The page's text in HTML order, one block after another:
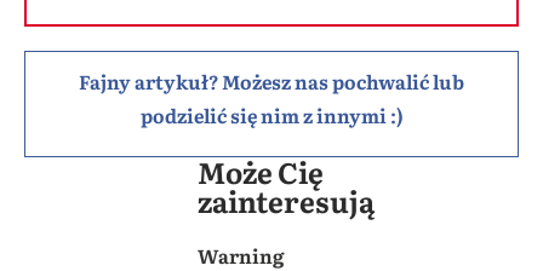
Fajny artykuł? Możesz nas pochwalić lub
podzielić się nim z innymi :)
Może Cię
zainteresują
Warning